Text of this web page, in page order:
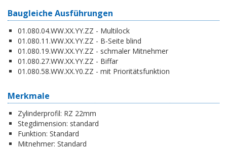
Baugleiche Ausführungen
01.080.04.WW.XX.YY.ZZ - Multilock
01.080.11.WW.XX.YY.ZZ - B-Seite blind
01.080.19.WW.XX.YY.ZZ - schmaler Mitnehmer
01.080.27.WW.XX.YY.ZZ - Biffar
01.080.58.WW.XX.Y0.ZZ - mit Prioritätsfunktion
Merkmale
Zylinderprofil: RZ 22mm
Stegdimension: standard
Funktion: Standard
Mitnehmer: Standard